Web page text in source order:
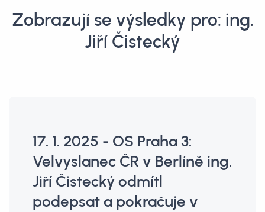
Zobrazují se výsledky pro: ing.
Jiří Čistecký
17. 1. 2025 - OS Praha 3:
Velvyslanec ČR v Berlíně ing.
Jiří Čistecký odmítl
podepsat a pokračuje v